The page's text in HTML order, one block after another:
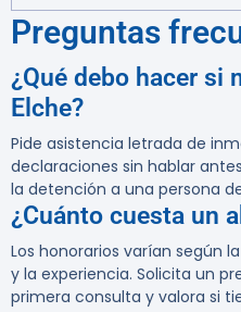
Preguntas
¿Qué debo hacer si
Elche?
Pide asistencia letrada de
declaraciones sin hablar
la detención a una persona
¿Cuánto cuesta un
Los honorarios varían según
y la experiencia. Solicita un
primera consulta y valora si